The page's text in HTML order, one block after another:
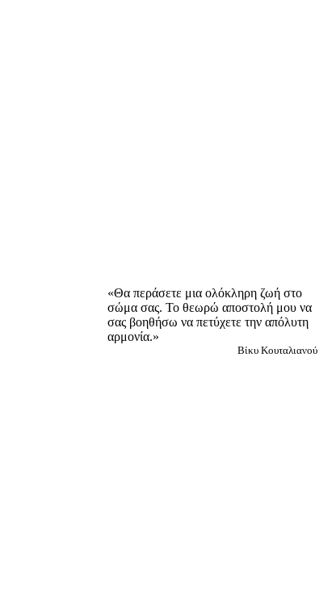
«Θα περάσετε μια ολόκληρη ζωή στο
σώμα σας. Το θεωρώ αποστολή μου να
σας βοηθήσω να πετύχετε την απόλυτη
αρμονία.»
Βίκυ Κουταλιανού